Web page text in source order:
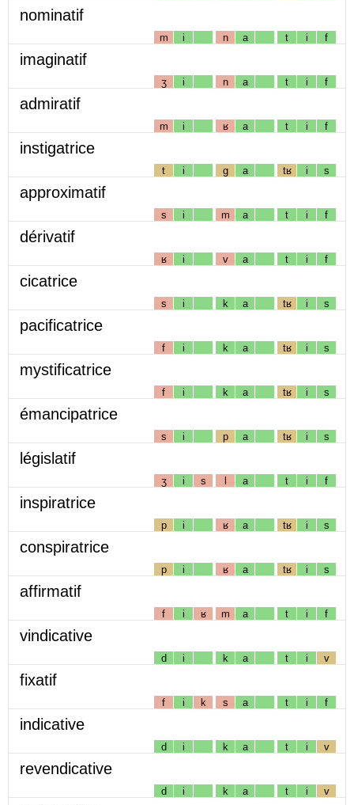
nominatif
m i n a t i f
imaginatif
ʒ i n a t i f
admiratif
m i ʁ a t i f
instigatrice
t i g a tʁ i s
approximatif
s i m a t i f
dérivatif
ʁ i v a t i f
cicatrice
s i k a tʁ i s
pacificatrice
f i k a tʁ i s
mystificatrice
f i k a tʁ i s
émancipatrice
s i p a tʁ i s
législatif
ʒ i s l a t i f
inspiratrice
p i ʁ a tʁ i s
conspiratrice
p i ʁ a tʁ i s
affirmatif
f i ʁ m a t i f
vindicative
d i k a t i v
fixatif
f i k s a t i f
indicative
d i k a t i v
revendicative
d i k a t i v